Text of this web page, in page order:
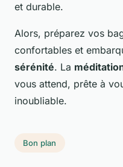
et durable.
Alors, préparez vos
confortables et
sérénité. La
vous attend, prête à
inoubliable.
Bon plan